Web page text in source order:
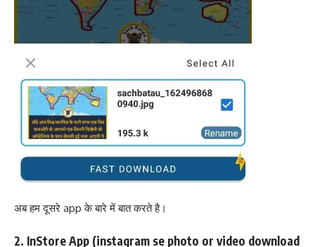
अब हम दूसरे app के बारे में बात करते है।
2. InStore App (instagram se photo or video download